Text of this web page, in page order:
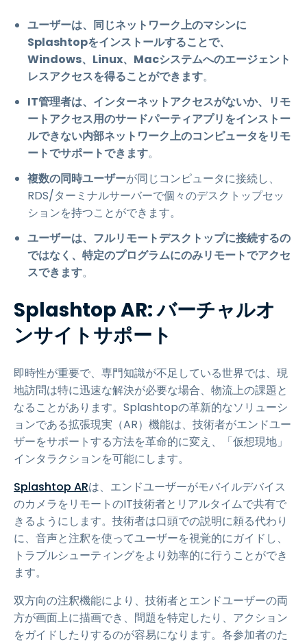
ユーザーは、同じネットワーク上のマシンに
Splashtopをインストールすることで、
Windows、Linux、Macシステムへのエージェント
レスアクセスを得ることができます。
IT管理者は、インターネットアクセスがないか、リモ
ートアクセス用のサードパーティアプリをインストー
ルできない内部ネットワーク上のコンピュータをリモ
ートでサポートできます。
複数の同時ユーザーが同じコンピュータに接続し、
RDS/ターミナルサーバーで個々のデスクトップセッ
ションを持つことができます。
ユーザーは、フルリモートデスクトップに接続するの
ではなく、特定のプログラムにのみリモートでアクセ
スできます。
Splashtop AR: バーチャルオ
ンサイトサポート
即時性が重要で、専門知識が不足している世界では、現
地訪問は特に迅速な解決が必要な場合、物流上の課題と
なることがあります。Splashtopの革新的なソリューシ
ョンである拡張現実（AR）機能は、技術者がエンドユー
ザーをサポートする方法を革命的に変え、「仮想現地」
インタラクションを可能にします。
Splashtop ARは、エンドユーザーがモバイルデバイス
のカメラをリモートのIT技術者とリアルタイムで共有で
きるようにします。技術者は口頭での説明に頼る代わり
に、音声と注釈を使ってユーザーを視覚的にガイドし、
トラブルシューティングをより効率的に行うことができ
ます。
双方向の注釈機能により、技術者とエンドユーザーの両
方が画面上に描画でき、問題を特定したり、アクション
をガイドしたりするのが容易になります。各参加者のた